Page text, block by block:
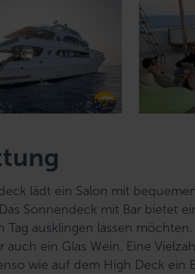
lädt ein Salon mit
Sonnendeck mit Bar bietet
Tag ausklingen lassen
auch ein Glas Wein. Eine
wie auf dem High Deck